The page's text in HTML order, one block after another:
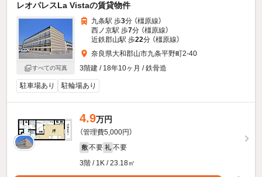
レオパレスLa Vistaの賃貸物件
すべての写真
九条駅 歩3分 （橿原線）
西ノ京駅 歩7分 （橿原線）
近鉄郡山駅 歩22分 （橿原線）
奈良県大和郡山市九条平野町2-40
3階建 / 18年10ヶ月 / 鉄骨造
駐車場あり 駐輪場あり
4.9万円
（管理費5,000円）
敷 不要 礼 不要
3階 / 1K / 23.18㎡